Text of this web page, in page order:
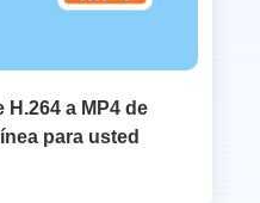
a MP4 de
para usted